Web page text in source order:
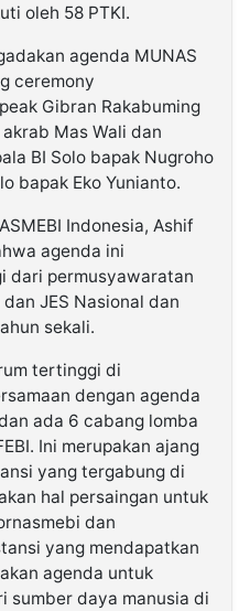
oleh 58 PTKI.
agenda MUNAS
ceremony
Gibran Rakabuming
Mas Wali dan
BI Solo bapak Nugroho
bapak Eko Yunianto.
Indonesia, Ashif
agenda ini
dari permusyawaratan
JES Nasional dan
sekali.
tertinggi di
dengan agenda
ada 6 cabang lomba
Ini merupakan ajang
yang tergabung di
hal persaingan untuk
dan
yang mendapatkan
agenda untuk
sumber daya manusia di